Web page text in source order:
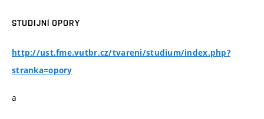
STUDIJNÍ OPORY
http://ust.fme.vutbr.cz/tvareni/studium/index.php?
stranka=opory
a